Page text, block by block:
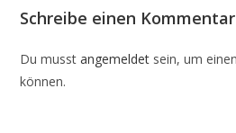
Schreibe einen Kommentar
Du musstangemeldet sein, um
können.